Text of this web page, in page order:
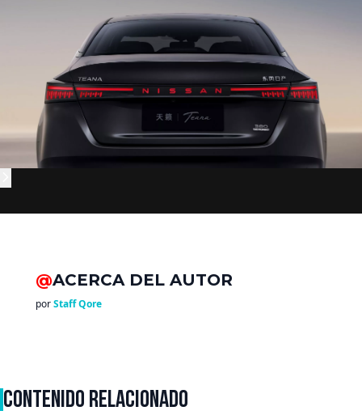
@ACERCA DEL AUTOR
porStaff Qore
CONTENIDO RELACIONADO